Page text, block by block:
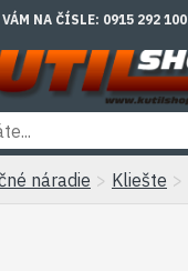
NA ČÍSLE: 0915 292 100
náradie Kliešte